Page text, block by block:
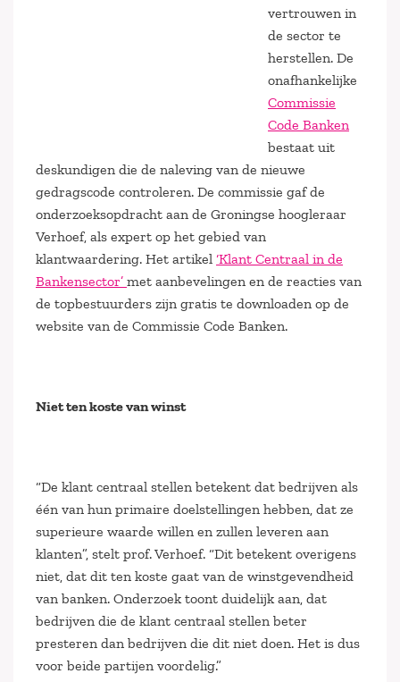
vertrouwen in
de sector te
herstellen. De
onafhankelijke
Commissie
Code Banken
bestaat uit
deskundigen die de naleving van de nieuwe
gedragscode controleren. De commissie gaf de
onderzoeksopdracht aan de Groningse hoogleraar
Verhoef, als expert op het gebied van
klantwaardering. Het artikel ‘Klant Centraal in de
Bankensector’ met aanbevelingen en de reacties van
de topbestuurders zijn gratis te downloaden op de
website van de Commissie Code Banken.
Niet ten koste van winst
“De klant centraal stellen betekent dat bedrijven als
één van hun primaire doelstellingen hebben, dat ze
superieure waarde willen en zullen leveren aan
klanten”, stelt prof. Verhoef. “Dit betekent overigens
niet, dat dit ten koste gaat van de winstgevendheid
van banken. Onderzoek toont duidelijk aan, dat
bedrijven die de klant centraal stellen beter
presteren dan bedrijven die dit niet doen. Het is dus
voor beide partijen voordelig.”